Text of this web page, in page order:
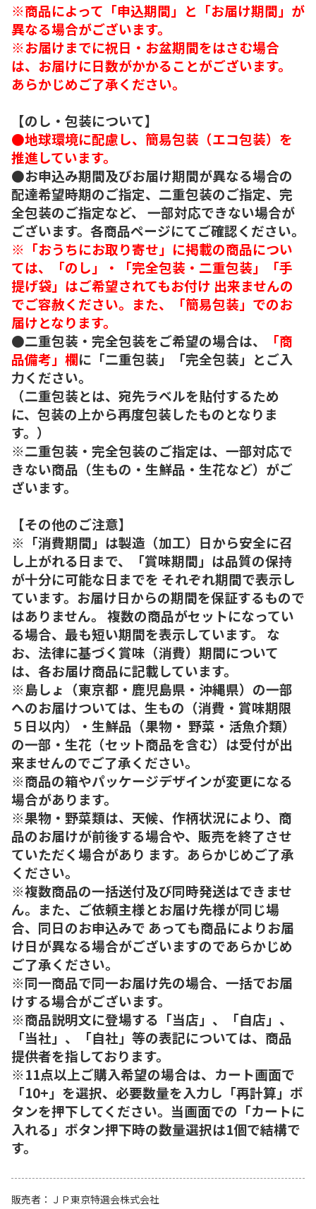
※商品によって「申込期間」と「お届け期間」が
異なる場合がございます。
※お届けまでに祝日・お盆期間をはさむ場合
は、お届けに日数がかかることがございます。
あらかじめご了承ください。
【のし・包装について】
●地球環境に配慮し、簡易包装（エコ包装）を
推進しています。
●お申込み期間及びお届け期間が異なる場合の
配達希望時期のご指定、二重包装のご指定、完
全包装のご指定など、 一部対応できない場合が
ございます。各商品ページにてご確認ください。
※「おうちにお取り寄せ」に掲載の商品につい
ては、「のし」・「完全包装・二重包装」「手
提げ袋」はご希望されてもお付け 出来ませんの
でご容赦ください。また、「簡易包装」でのお
届けとなります。
●二重包装・完全包装をご希望の場合は、
「商
品備考」欄に「二重包装」「完全包装」とご入
力ください。
（二重包装とは、宛先ラベルを貼付するため
に、包装の上から再度包装したものとなりま
す。）
※二重包装・完全包装のご指定は、一部対応で
きない商品（生もの・生鮮品・生花など）がご
ざいます。
【その他のご注意】
※「消費期間」は製造（加工）日から安全に召
し上がれる日まで、「賞味期間」は品質の保持
が十分に可能な日までを それぞれ期間で表示し
ています。お届け日からの期間を保証するもので
はありません。 複数の商品がセットになってい
る場合、最も短い期間を表示しています。 な
お、法律に基づく賞味（消費）期間について
は、各お届け商品に記載しています。
※島しょ（東京都・鹿児島県・沖縄県）の一部
へのお届けついては、生もの（消費・賞味期限
５日以内）・生鮮品（果物・ 野菜・活魚介類）
の一部・生花（セット商品を含む）は受付が出
来ませんのでご了承ください。
※商品の箱やパッケージデザインが変更になる
場合があります。
※果物・野菜類は、天候、作柄状況により、商
品のお届けが前後する場合や、販売を終了させ
ていただく場合があり ます。あらかじめご了承
ください。
※複数商品の一括送付及び同時発送はできませ
ん。また、ご依頼主様とお届け先様が同じ場
合、同日のお申込みで あっても商品によりお届
け日が異なる場合がございますのであらかじめ
ご了承ください。
※同一商品で同一お届け先の場合、一括でお届
けする場合がございます。
※商品説明文に登場する「当店」、「自店」、
「当社」、「自社」等の表記については、商品
提供者を指しております。
※11点以上ご購入希望の場合は、カート画面で
「10+」を選択、必要数量を入力し「再計算」ボ
タンを押下してください。当画面での「カートに
入れる」ボタン押下時の数量選択は1個で結構で
す。
販売者
ＪＰ東京特選会株式会社